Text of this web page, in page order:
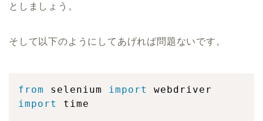
としましょう。
そして以下のようにしてあげれば問題ないです。
from selenium import
import
time